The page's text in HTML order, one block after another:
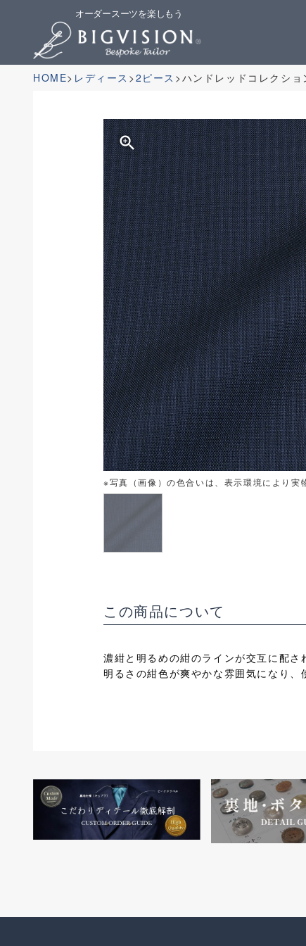
オーダースーツを楽しもう
HOME レディース 2ピース ハンドレッドコレクシ
zoom_in
※写真（画像）の色合いは、表示環境により実
この商品について
濃紺と明るめの紺のラインが交互に配
明るさの紺色が爽やかな雰囲気になり、